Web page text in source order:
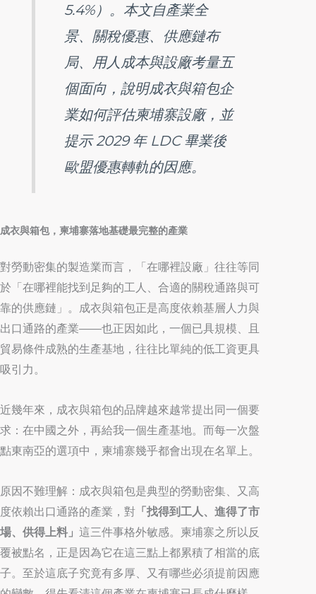
5.4%）。本文自產業全
景、關稅優惠、供應鏈布
局、用人成本與設廠考量五
個面向，說明成衣與箱包企
業如何評估柬埔寨設廠，並
提示 2029 年 LDC 畢業後
歐盟優惠轉軌的因應。
成衣與箱包，柬埔寨落地基礎最完整的產業
對勞動密集的製造業而言，「在哪裡設廠」往往等同
於「在哪裡能找到足夠的工人、合適的關稅通路與可
靠的供應鏈」。成衣與箱包正是高度依賴基層人力與
出口通路的產業——也正因如此，一個已具規模、且
貿易條件成熟的生產基地，往往比單純的低工資更具
吸引力。
近幾年來，成衣與箱包的品牌越來越常提出同一個要
求：在中國之外，再給我一個生產基地。而每一次盤
點東南亞的選項中，柬埔寨幾乎都會出現在名單上。
原因不難理解：成衣與箱包是典型的勞動密集、又高
度依賴出口通路的產業，對 「找得到工人、進得了市
場、供得上料」 這三件事格外敏感。柬埔寨之所以反
覆被點名，正是因為它在這三點上都累積了相當的底
子。至於這底子究竟有多厚、又有哪些必須提前因應